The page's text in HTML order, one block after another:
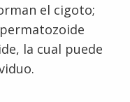
el cigoto;
la cual puede